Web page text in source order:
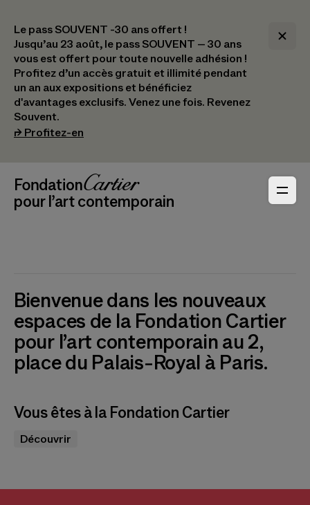
Le pass SOUVENT -30 ans offert !
Jusqu’au 23 août, le pass SOUVENT – 30 ans
vous est offert pour toute nouvelle adhésion !​
Profitez d’un accès gratuit et illimité pendant
un an aux expositions et bénéficiez
d'avantages exclusifs.​ Venez une fois. Revenez
Souvent.
⮣ Profitez-en
Navigation en-tête
_logoFondation Cartier
pour l’art contemporain
Bienvenue dans les nouveaux
espaces de la Fondation Cartier
pour l’art contemporain au 2,
place du Palais-Royal à Paris.
Vous êtes à la Fondation Cartier
Découvrir